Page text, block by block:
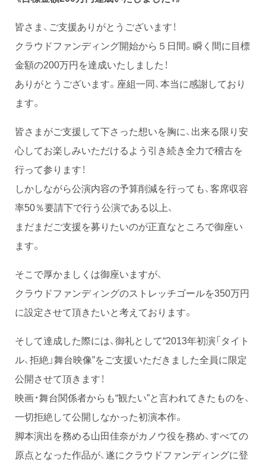
皆さま、ご支援ありがとうございます！
クラウドファンディング開始から５日間。瞬く間に目標
金額の200万円を達成いたしました！
ありがとうございます。座組一同、本当に感謝しており
ます。
皆さまがご支援して下さった想いを胸に、出来る限り安
心してお楽しみいただけるよう引き続き全力で稽古を
行って参ります！
しかしながら公演内容の予算削減を行っても、客席収容
率50％要請下で行う公演である以上、
まだまだご支援を募りたいのが正直なところで御座い
ます。
そこで厚かましくは御座いますが、
クラウドファンディングのストレッチゴールを350万円
に設定させて頂きたいと考えております。
そして達成した際には、御礼として“2013年初演「タイト
ル、拒絶」舞台映像”をご支援いただきました全員に限定
公開させて頂きます！
映画・舞台関係者からも“観たい”と言われてきたものを、
一切拒絶して公開しなかった初演本作。
脚本演出を務める山田佳奈がカノウ役を務め、すべての
原点となった作品が、遂にクラウドファンディングに登